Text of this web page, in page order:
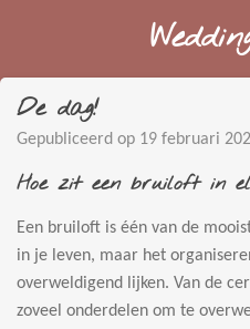
naar
de
hoofdinhoud
De dag!
Gepubliceerd op 19 februari
Hoe zit een bruiloft in
Een bruiloft is één van de
in je leven, maar het
overweldigend lijken. Van de
zoveel onderdelen om te